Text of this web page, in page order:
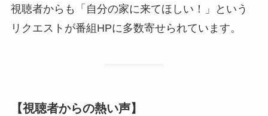
視聴者からも「自分の家に来てほしい！」という
リクエストが番組HPに多数寄せられています。
【視聴者からの熱い声】